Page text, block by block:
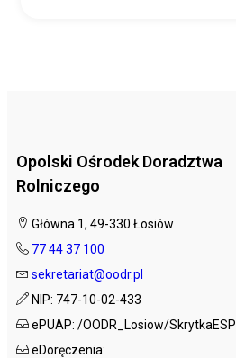
Opolski Ośrodek Doradztwa
Rolniczego
Główna 1, 49-330 Łosiów
77 44 37 100
sekretariat@oodr.pl
NIP: 747-10-02-433
ePUAP: /OODR_Losiow/SkrytkaESP
eDoręczenia: